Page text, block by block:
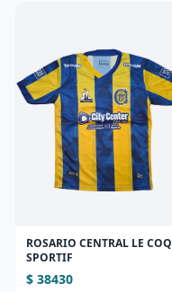
ROSARIO CENTRAL LE COQ
SPORTIF
$ 38430